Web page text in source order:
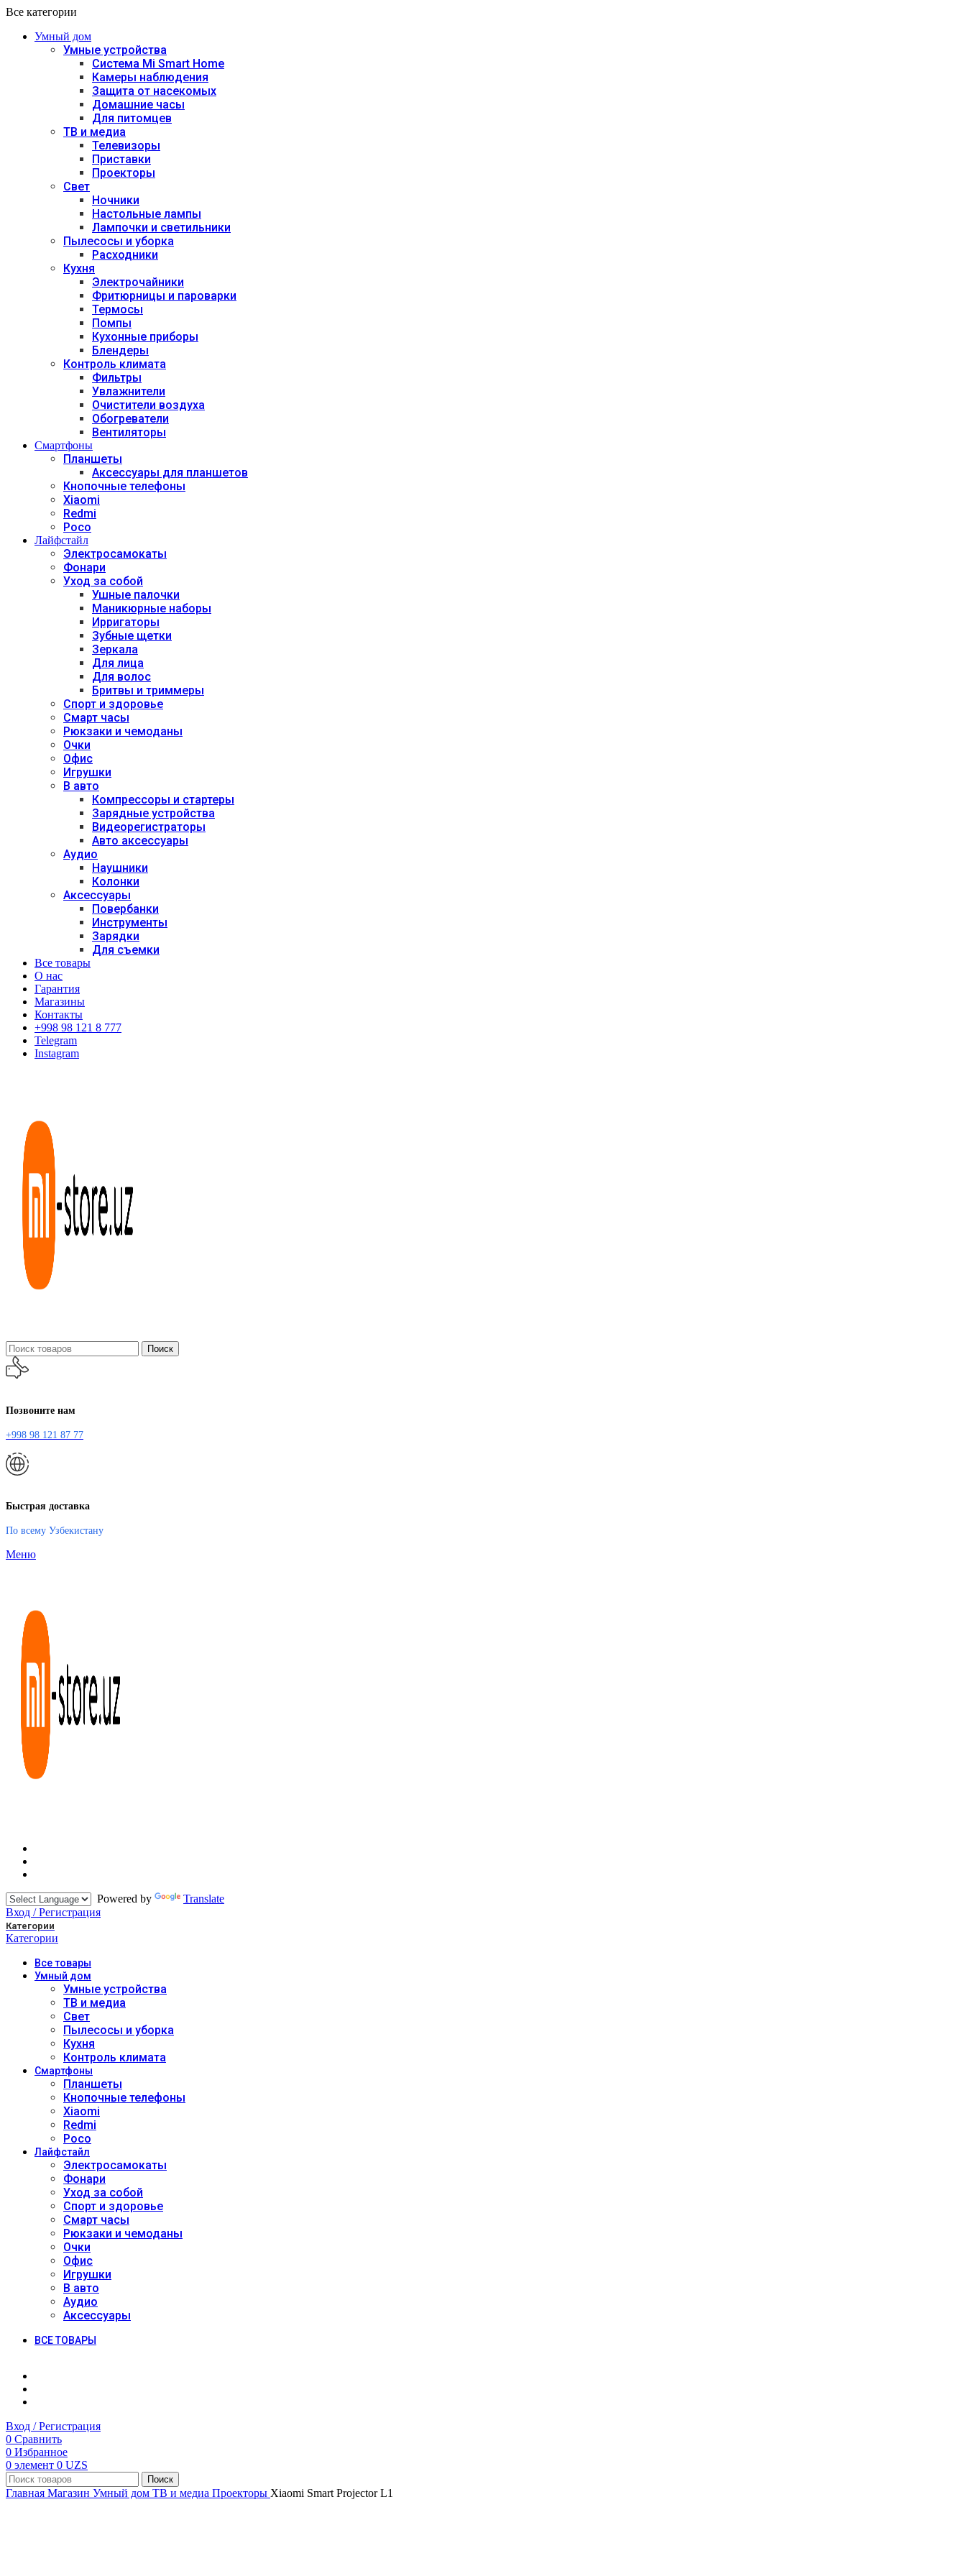
Все категории
Умный дом
Умные устройства
Система Mi Smart Home
Камеры наблюдения
Защита от насекомых
Домашние часы
Для питомцев
ТВ и медиа
Телевизоры
Приставки
Проекторы
Свет
Ночники
Настольные лампы
Лампочки и светильники
Пылесосы и уборка
Расходники
Кухня
Электрочайники
Фритюрницы и пароварки
Термосы
Помпы
Кухонные приборы
Блендеры
Контроль климата
Фильтры
Увлажнители
Очистители воздуха
Обогреватели
Вентиляторы
Смартфоны
Планшеты
Аксессуары для планшетов
Кнопочные телефоны
Xiaomi
Redmi
Poco
Лайфстайл
Электросамокаты
Фонари
Уход за собой
Ушные палочки
Маникюрные наборы
Ирригаторы
Зубные щетки
Зеркала
Для лица
Для волос
Бритвы и триммеры
Спорт и здоровье
Смарт часы
Рюкзаки и чемоданы
Очки
Офис
Игрушки
В авто
Компрессоры и стартеры
Зарядные устройства
Видеорегистраторы
Авто аксессуары
Аудио
Наушники
Колонки
Аксессуары
Повербанки
Инструменты
Зарядки
Для съемки
Все товары
О нас
Гарантия
Магазины
Контакты
+998 98 121 8 777
Telegram
Instagram
Поиск
Позвоните нам
+998 98 121 87 77
Быстрая доставка
По всему Узбекистану
Меню
Powered by
Translate
Вход / Регистрация
Категории
Категории
Всетовары
Умный дом
Умные устройства
ТВ и медиа
Свет
Пылесосы и уборка
Кухня
Контроль климата
Смартфоны
Планшеты
Кнопочные телефоны
Xiaomi
Redmi
Poco
Лайфстайл
Электросамокаты
Фонари
Уход за собой
Спорт и здоровье
Смарт часы
Рюкзаки и чемоданы
Очки
Офис
Игрушки
В авто
Аудио
Аксессуары
ВСЕ ТОВАРЫ
Вход / Регистрация
0 Сравнить
0 Избранное
0 элемент 0 UZS
Поиск
Главная Магазин Умный дом ТВ и медиа Проекторы Xiaomi Smart Projector L1